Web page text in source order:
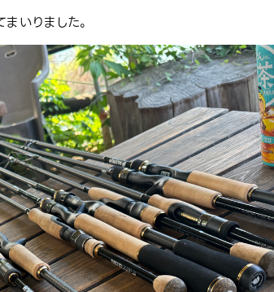
いりました。